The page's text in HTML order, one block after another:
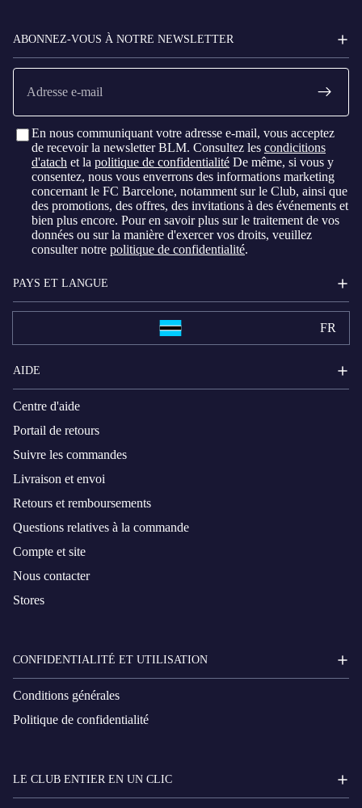
ABONNEZ-VOUS À NOTRE NEWSLETTER
E-
mail
En nous communiquant votre adresse e-mail, vous acceptez
de recevoir la newsletter BLM. Consultez les condicitions
d'atach et la politique de confidentialité De même, si vous y
consentez, nous vous enverrons des informations marketing
concernant le FC Barcelone, notamment sur le Club, ainsi que
des promotions, des offres, des invitations à des événements et
bien plus encore. Pour en savoir plus sur le traitement de vos
données ou sur la manière d'exercer vos droits, veuillez
consulter notre politique de confidentialité.
PAYS ET LANGUE
FR
AIDE
Centre d'aide
Portail de retours
Suivre les commandes
Livraison et envoi
Retours et remboursements
Questions relatives à la commande
Compte et site
Nous contacter
Stores
CONFIDENTIALITÉ ET UTILISATION
Conditions générales
Politique de confidentialité
LE CLUB ENTIER EN UN CLIC